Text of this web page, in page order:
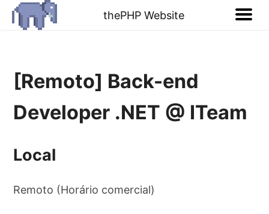
thePHP Website
[Remoto] Back-end
Developer .NET @ ITeam
Local
Remoto (Horário comercial)